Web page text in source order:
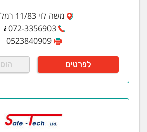
משה לוי 11/83 רמלה
072-3356903
0523840909
לפרטים